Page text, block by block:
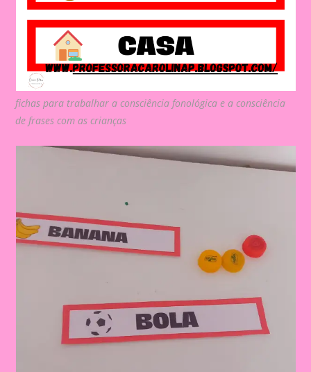
fichas para trabalhar a consciência fonológica e a consciência
de frases com as crianças